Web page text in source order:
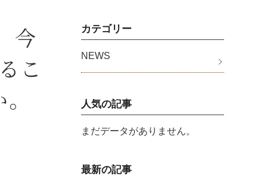
今
こ
カテゴリー
NEWS
人気の記事
まだデータがありません。
最新の記事